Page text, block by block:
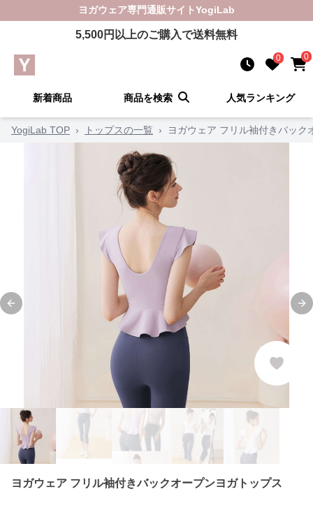
ヨガウェア専門通販サイトYogiLab
5,500円以上のご購入で送料無料
0 0
新着商品 商品を検索 人気ランキング
YogiLab TOP › トップスの一覧 › ヨガウェア フリル袖付きバック
Previous slide
ヨガウェア フリル袖付きバックオープンヨガトップス